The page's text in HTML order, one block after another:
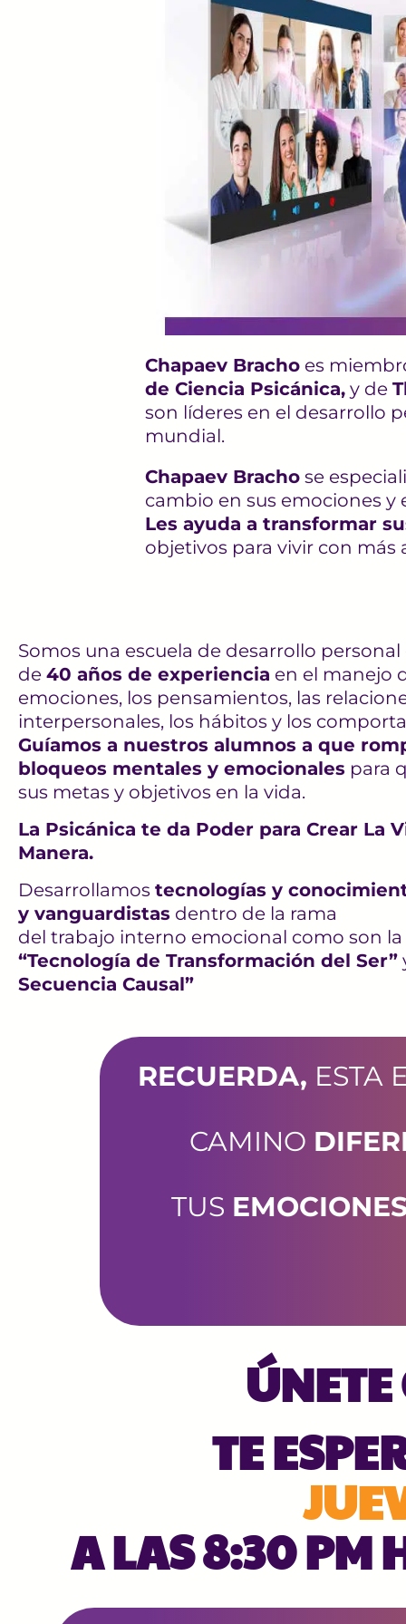
Chapaev Bracho es
de Ciencia Psicánica, y de
son líderes en el desarrollo
mundial.
Chapaev Bracho se
cambio en sus emociones
Les ayuda a transformar
objetivos para vivir con más
Somos una escuela de desarrollo
de 40 años de experiencia en el manejo
emociones, los pensamientos, las
interpersonales, los hábitos y los
Guíamos a nuestros alumnos a que
bloqueos mentales y emocionales para
sus metas y objetivos en la vida.
La Psicánica te da Poder para Crear La
Manera.
Desarrollamos tecnologías y
y vanguardistas dentro de la rama
del trabajo interno emocional como son la
“Tecnología de Transformación del Ser”
Secuencia Causal”
RECUERDA, ESTA
CAMINO
TUS
TE
A LAS 8:30